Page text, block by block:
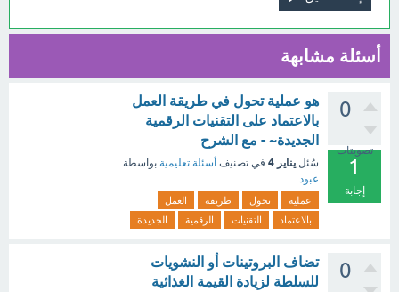
أسئلة مشابهة
0
تصويتات
1
إجابة
هو عملية تحول في طريقة العمل
بالاعتماد على التقنيات الرقمية
الجديدة~ - مع الشرح
سُئل يناير 4 في تصنيف أسئلة تعليمية بواسطة
عبود
عملية تحول طريقة
العمل
بالاعتماد
التقنيات الرقمية الجديدة
0
تضاف البروتينات أو النشويات
للسلطة لزيادة القيمة الغذائية